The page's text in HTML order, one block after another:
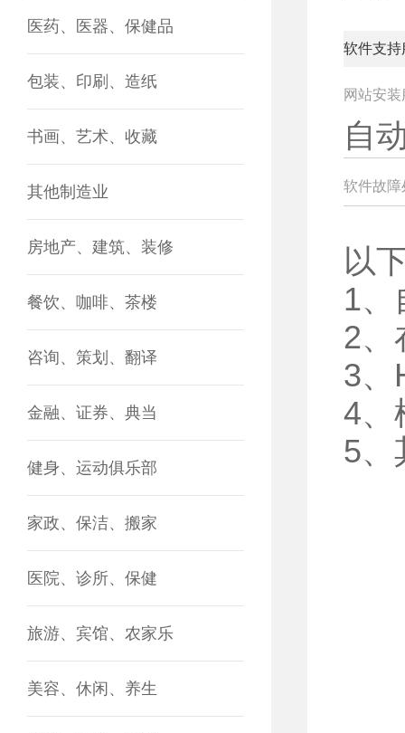
医药、医器、保健品
包装、印刷、造纸
书画、艺术、收藏
其他制造业
房地产、建筑、装修
餐饮、咖啡、茶楼
咨询、策划、翻译
金融、证券、典当
健身、运动俱乐部
家政、保洁、搬家
医院、诊所、保健
旅游、宾馆、农家乐
美容、休闲、养生
软件支持
网站安装
自
软件故障
以
1、
2、
3、
4、
5、